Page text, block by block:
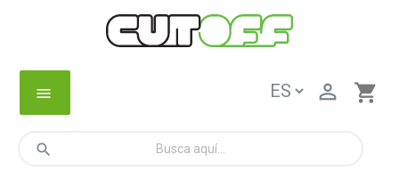
menu shopping_cart

search